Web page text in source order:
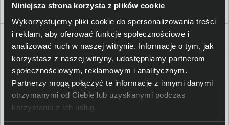
Niniejsza strona korzysta z plików cookie
Wykorzystujemy pliki cookie do spersonalizowania treści
i reklam, aby oferować funkcje społecznościowe i
analizować ruch w naszej witrynie. Informacje o tym, jak
korzystasz z naszej witryny, udostępniamy partnerom
społecznościowym, reklamowym i analitycznym.
Partnerzy mogą połączyć te informacje z innymi danymi
otrzymanymi od Ciebie lub uzyskanymi podczas
korzystania z ich usług.
Dla Firm i Instytucji
Zakupy
Delkom 2000